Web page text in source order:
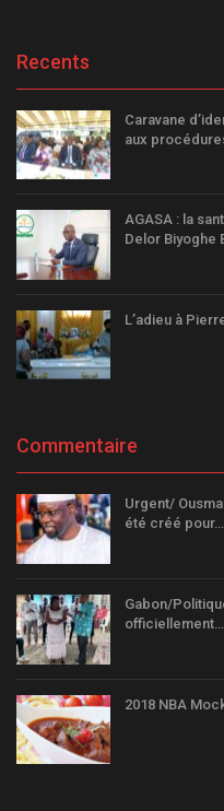
Recents
Caravane
aux
AGASA : la
Delor Biyoghe
L’adieu à
Commentaire
Urgent/
été créé pour…
Gabon/
officiellement…
2018 NBA